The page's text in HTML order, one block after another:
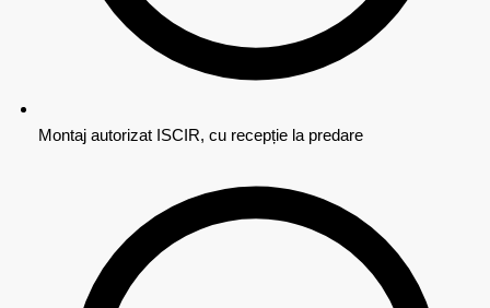
Montaj autorizat ISCIR, cu recepție la predare